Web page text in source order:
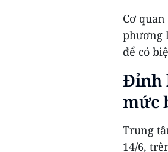
Cơ
phương
để có
Đỉnh
mức
Trung
14/6,